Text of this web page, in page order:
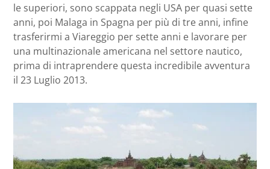
le superiori, sono scappata negli USA per quasi sette
anni, poi Malaga in Spagna per più di tre anni, infine
trasferirmi a Viareggio per sette anni e lavorare per
una multinazionale americana nel settore nautico,
prima di intraprendere questa incredibile avventura
il 23 Luglio 2013.